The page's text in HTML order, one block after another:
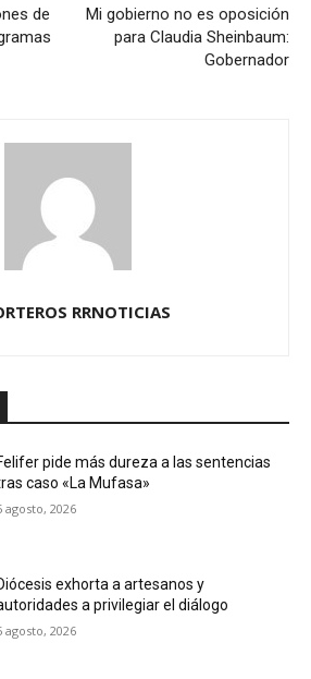
de
Mi gobierno no es oposición
para Claudia Sheinbaum:
Gobernador
RRNOTICIAS
pide más dureza a las sentencias
caso «La Mufasa»
agosto, 2026
exhorta a artesanos y
a privilegiar el diálogo
agosto, 2026